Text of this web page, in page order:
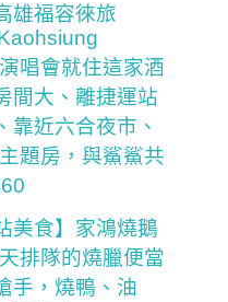
雄福容徠旅
唱會就住這家酒
間大、離捷運站
靠近六合夜市、
題房，與鯊鯊共
美食】家鴻燒鵝
排隊的燒臘便當
手，燒鴨、油